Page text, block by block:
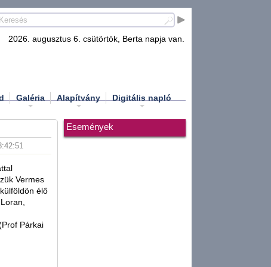
2026. augusztus 6. csütörtök, Berta napja van.
Galéria Alapítvány Digitális napló
Vermes
élő
Párkai
Események